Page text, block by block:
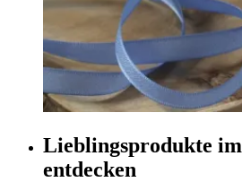
Lieblingsprodukte
entdecken